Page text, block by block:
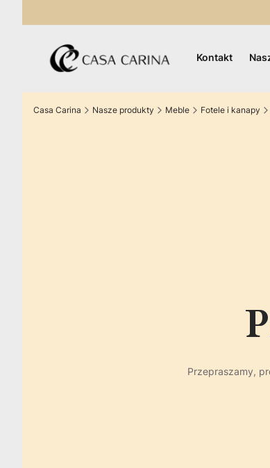
Kontakt
Casa Carina Nasze produkty Meble Fotele i kanapy
Przepraszamy,